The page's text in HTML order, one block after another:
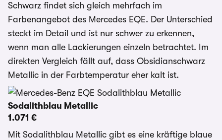
Schwarz findet sich gleich mehrfach im
Farbenangebot des Mercedes EQE. Der Unterschied
steckt im Detail und ist nur schwer zu erkennen,
wenn man alle Lackierungen einzeln betrachtet. Im
direkten Vergleich fällt auf, dass Obsidianschwarz
Metallic in der Farbtemperatur eher kalt ist.
Sodalithblau Metallic
1.071 €
Mit Sodalithblau Metallic gibt es eine kräftige blaue